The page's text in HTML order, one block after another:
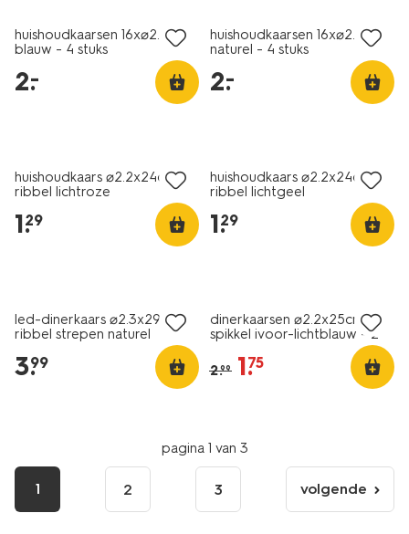
huishoudkaarsen 16x⌀2.2cm
blauw - 4 stuks
2.
–
huishoudkaarsen 16x⌀2.2cm
naturel - 4 stuks
2.
–
huishoudkaars ⌀2.2x24cm
ribbel lichtroze
1.
29
huishoudkaars ⌀2.2x24cm
ribbel lichtgeel
1.
29
led-dinerkaars ⌀2.3x29cm
ribbel strepen naturel
3.
99
dinerkaarsen ⌀2.2x25cm
spikkel ivoor-lichtblauw - 2
2.99 1.
75
pagina 1 van 3
1 2 3
volgende
pagina
volgende